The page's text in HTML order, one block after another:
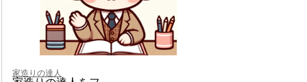
家造りの達人